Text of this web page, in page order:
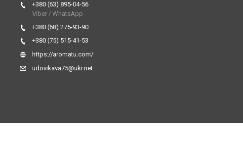
+380 (63) 895-04-56
Viber / WhatsApp
+380 (68) 275-93-90
+380 (75) 515-41-53
https://aromatu.com/
udovikava75@ukr.net